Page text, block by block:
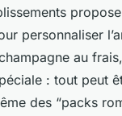
personnaliser
au
: tout peut
des “packs